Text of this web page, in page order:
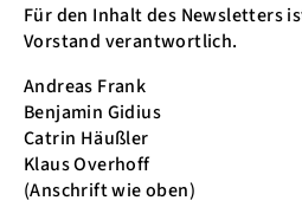
Für den Inhalt des Newsletters
Vorstand verantwortlich.
Andreas Frank
Benjamin Gidius
Catrin Häußler
Klaus Overhoff
(Anschrift wie oben)